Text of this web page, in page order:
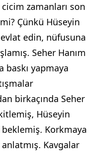
zamanları son
Çünkü Hüseyin
evlat edin, nüfusuna
Seher Hanım
baskı yapmaya
birkaçında Seher
Hüseyin
Korkmaya
Kavgalar